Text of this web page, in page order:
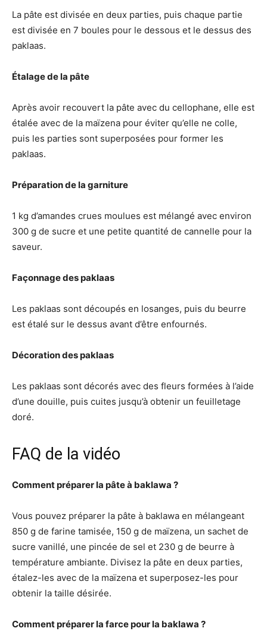
La pâte est divisée en deux parties, puis chaque partie
est divisée en 7 boules pour le dessous et le dessus des
paklaas.
Étalage de la pâte
Après avoir recouvert la pâte avec du cellophane, elle est
étalée avec de la maïzena pour éviter qu’elle ne colle,
puis les parties sont superposées pour former les
paklaas.
Préparation de la garniture
1 kg d’amandes crues moulues est mélangé avec environ
300 g de sucre et une petite quantité de cannelle pour la
saveur.
Façonnage des paklaas
Les paklaas sont découpés en losanges, puis du beurre
est étalé sur le dessus avant d’être enfournés.
Décoration des paklaas
Les paklaas sont décorés avec des fleurs formées à l’aide
d’une douille, puis cuites jusqu’à obtenir un feuilletage
doré.
FAQ de la vidéo
Comment préparer la pâte à baklawa ?
Vous pouvez préparer la pâte à baklawa en mélangeant
850 g de farine tamisée, 150 g de maïzena, un sachet de
sucre vanillé, une pincée de sel et 230 g de beurre à
température ambiante. Divisez la pâte en deux parties,
étalez-les avec de la maïzena et superposez-les pour
obtenir la taille désirée.
Comment préparer la farce pour la baklawa ?